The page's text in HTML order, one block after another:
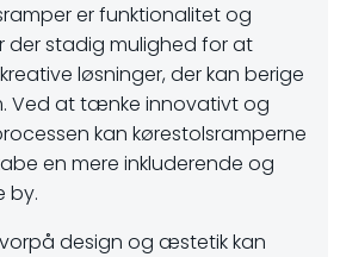
er funktionalitet og
stadig mulighed for at
løsninger, der kan berige
Ved at tænke innovativt og
kan kørestolsramperne
en mere inkluderende og
by.
design og æstetik kan